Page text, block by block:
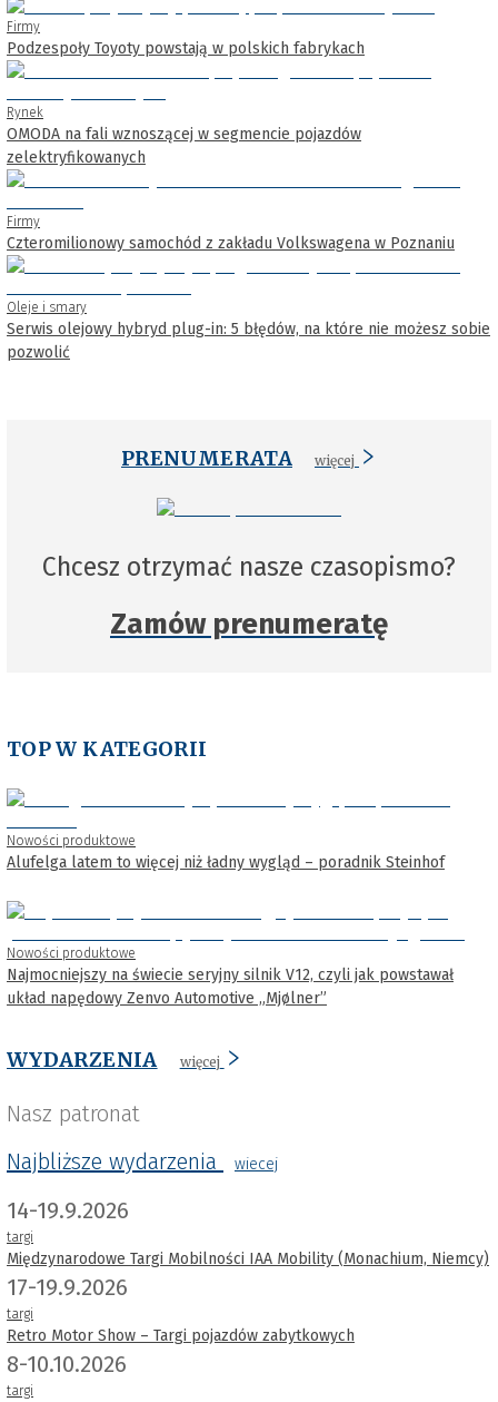
Firmy
Podzespoły Toyoty powstają w polskich fabrykach
Rynek
OMODA na fali wznoszącej w segmencie pojazdów
zelektryfikowanych
Firmy
Czteromilionowy samochód z zakładu Volkswagena w Poznaniu
Oleje i smary
Serwis olejowy hybryd plug-in: 5 błędów, na które nie możesz sobie
pozwolić
PRENUMERATA więcej
Chcesz otrzymać nasze czasopismo?
Zamów prenumeratę
TOP W KATEGORII
Nowości produktowe
Alufelga latem to więcej niż ładny wygląd – poradnik Steinhof
Nowości produktowe
Najmocniejszy na świecie seryjny silnik V12, czyli jak powstawał
układ napędowy Zenvo Automotive „Mjølner”
WYDARZENIA więcej
Nasz patronat
Najbliższe wydarzenia
wiecej
14-19.9.2026
targi
Międzynarodowe Targi Mobilności IAA Mobility (Monachium, Niemcy)
17-19.9.2026
targi
Retro Motor Show – Targi pojazdów zabytkowych
8-10.10.2026
targi